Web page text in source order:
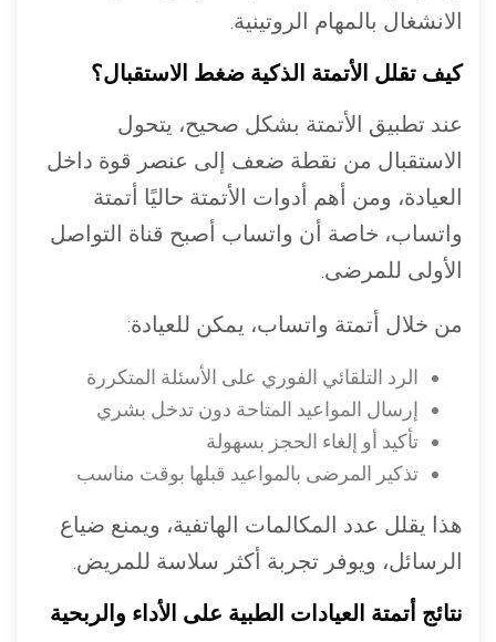
الانشغال بالمهام الروتينية.
كيف تقلل الأتمتة الذكية ضغط الاستقبال؟
عند تطبيق الأتمتة بشكل صحيح، يتحول
الاستقبال من نقطة ضعف إلى عنصر قوة داخل
العيادة، ومن أهم أدوات الأتمتة حاليًا أتمتة
واتساب، خاصة أن واتساب أصبح قناة التواصل
الأولى للمرضى.
من خلال أتمتة واتساب، يمكن للعيادة:
الرد التلقائي الفوري على الأسئلة المتكررة
إرسال المواعيد المتاحة دون تدخل بشري
تأكيد أو إلغاء الحجز بسهولة
تذكير المرضى بالمواعيد قبلها بوقت مناسب
هذا يقلل عدد المكالمات الهاتفية، ويمنع ضياع
الرسائل، ويوفر تجربة أكثر سلاسة للمريض.
نتائج أتمتة العيادات الطبية على الأداء والربحية